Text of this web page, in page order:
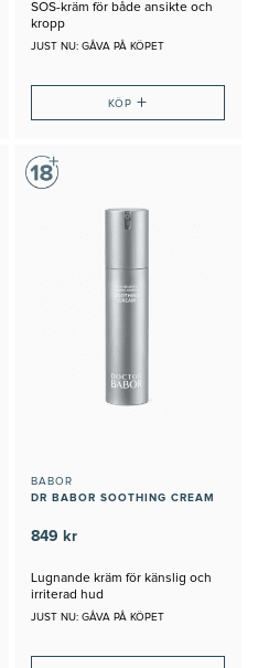
SOS-kräm för både ansikte och
kropp
JUST NU: GÅVA PÅ KÖPET
KÖP +
BABOR
DR BABOR SOOTHING CREAM
849 kr
Lugnande kräm för känslig och
irriterad hud
JUST NU: GÅVA PÅ KÖPET